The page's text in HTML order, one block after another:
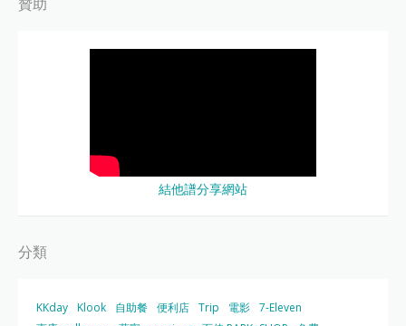
結他譜分享網站
分類
KKday Klook 自助餐 便利店 Trip 電影 7-Eleven